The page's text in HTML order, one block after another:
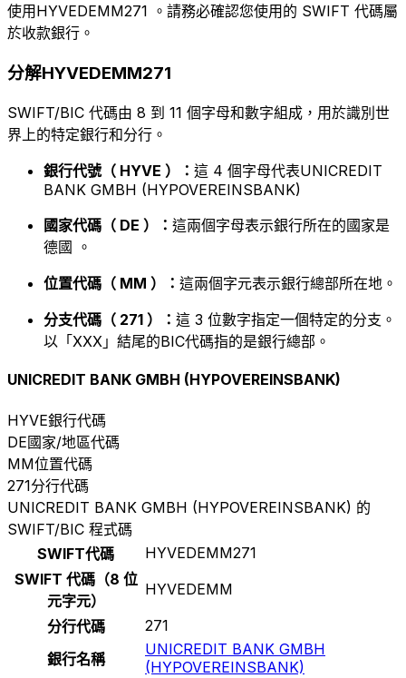
使用HYVEDEMM271 。請務必確認您使用的 SWIFT 代碼屬
於收款銀行。
分解HYVEDEMM271
SWIFT/BIC 代碼由 8 到 11 個字母和數字組成，用於識別世
界上的特定銀行和分行。
銀行代號（ HYVE ）： 這 4 個字母代表UNICREDIT
BANK GMBH (HYPOVEREINSBANK)
國家代碼（ DE ）： 這兩個字母表示銀行所在的國家是
德國 。
位置代碼（ MM ）： 這兩個字元表示銀行總部所在地。
分支代碼（ 271 ）： 這 3 位數字指定一個特定的分支。
以「XXX」結尾的BIC代碼指的是銀行總部。
UNICREDIT BANK GMBH (HYPOVEREINSBANK)
HYVE銀行代碼
DE國家/地區代碼
MM位置代碼
271分行代碼
UNICREDIT BANK GMBH (HYPOVEREINSBANK) 的
SWIFT/BIC 程式碼
SWIFT代碼
HYVEDEMM271
SWIFT 代碼（8 位
元字元）
HYVEDEMM
分行代碼
271
銀行名稱
UNICREDIT BANK GMBH
(HYPOVEREINSBANK)